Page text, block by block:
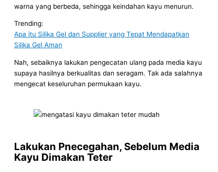
warna yang berbeda, sehingga keindahan kayu menurun.
Trending:
Apa itu Silika Gel dan Supplier yang Tepat Mendapatkan
Silika Gel Aman
Nah, sebaiknya lakukan pengecatan ulang pada media kayu
supaya hasilnya berkualitas dan seragam. Tak ada salahnya
mengecat keseluruhan permukaan kayu.
Lakukan Pnecegahan, Sebelum Media
Kayu Dimakan Teter